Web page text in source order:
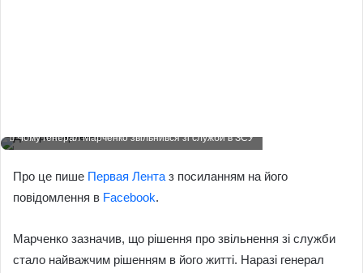
Чому генерал Марченко звільнився зі служби в ЗСУ
Про це пише Первая Лента з посиланням на його
повідомлення в Facebook.
Марченко зазначив, що рішення про звільнення зі служби
стало найважчим рішенням в його житті. Наразі генерал